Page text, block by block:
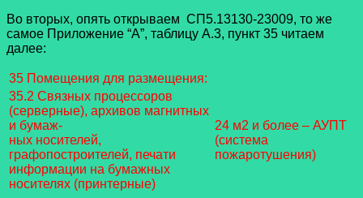
Во вторых, опять открываем СП5.13130-23009, то же
самое Приложение “А”, таблицу А.3, пункт 35 читаем
далее:
35 Помещения для размещения:
35.2 Связных процессоров
(серверные), архивов магнитных
и бумаж-
ных носителей,
графопостроителей, печати
информации на бумажных
носителях (принтерные)
24 м2 и более – АУПТ
(система
пожаротушения)